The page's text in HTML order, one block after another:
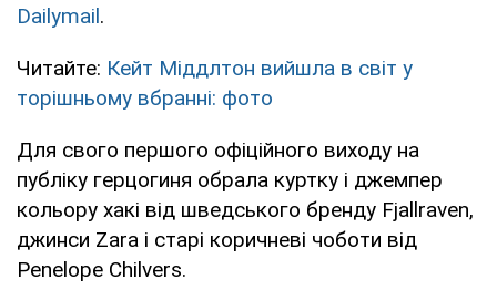
Dailymail.
Читайте: Кейт Міддлтон вийшла в світ у
торішньому вбранні: фото
Для свого першого офіційного виходу на
публіку герцогиня обрала куртку і джемпер
кольору хакі від шведського бренду Fjallraven,
джинси Zara і старі коричневі чоботи від
Penelope Chilvers.